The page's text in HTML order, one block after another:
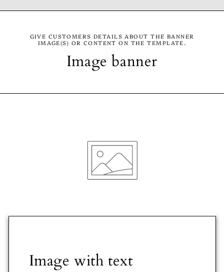
GIVE CUSTOMERS DETAILS ABOUT THE BANNER
IMAGE(S) OR CONTENT ON THE TEMPLATE.
Image banner
Image with text